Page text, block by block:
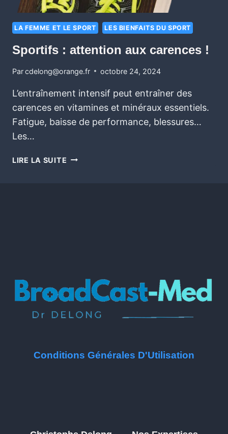
LA FEMME ET LE SPORT LES BIENFAITS DU SPORT
Sportifs : attention aux carences !
Parcdelong@orange.fr octobre 24, 2024
L’entraînement intensif peut entraîner des
carences en vitamines et minéraux essentiels.
Fatigue, baisse de performance, blessures…
Les…
LIRE LA SUITE
Conditions Générales D'Utilisation